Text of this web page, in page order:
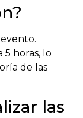
horas, lo
de las
las